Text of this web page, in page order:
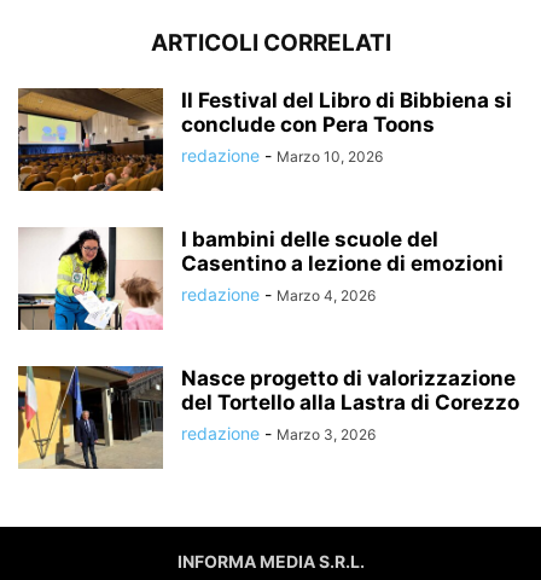
ARTICOLI CORRELATI
Il Festival del Libro di Bibbiena si
conclude con Pera Toons
redazione - Marzo 10, 2026
I bambini delle scuole del
Casentino a lezione di emozioni
redazione - Marzo 4, 2026
Nasce progetto di valorizzazione
del Tortello alla Lastra di Corezzo
redazione - Marzo 3, 2026
INFORMA MEDIA S.R.L.